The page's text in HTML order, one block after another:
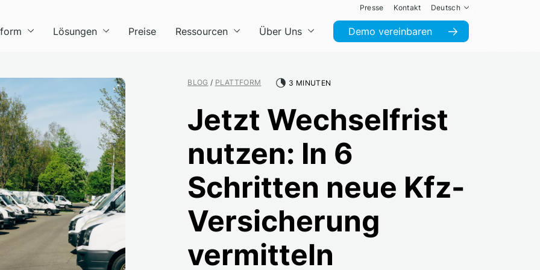
Presse Kontakt Deutsch
Lösungen Preise Ressourcen Über Uns Demo vereinbaren
BLOG / PLATTFORM 3 MINUTEN
Jetzt Wechselfrist
nutzen: In 6
Schritten neue Kfz-
Versicherung
vermitteln